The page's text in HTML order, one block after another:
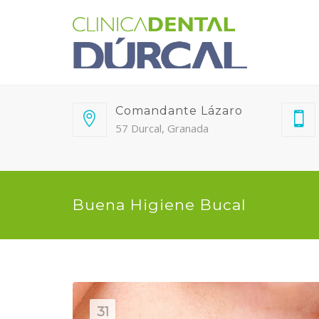
Comandante Lázaro
57 Durcal, Granada
Buena Higiene Bucal
31